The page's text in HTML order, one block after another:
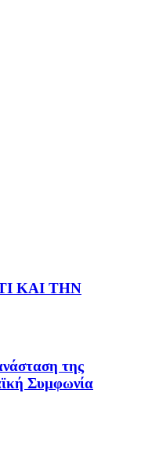
ΚΑΙ ΤΗΝ
της
Συμφωνία